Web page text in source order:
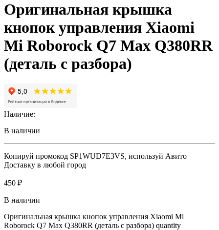
Оригинальная крышка
кнопок управления Xiaomi
Mi Roborock Q7 Max Q380RR
(деталь с разбора)
Наличие:
В наличии
Копируй промокод SP1WUD7E3VS, используй Авито
Доставку в любой город
450 ₽
В наличии
Оригинальная крышка кнопок управления Xiaomi Mi
Roborock Q7 Max Q380RR (деталь с разбора) quantity